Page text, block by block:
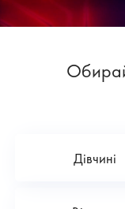
Дівчині